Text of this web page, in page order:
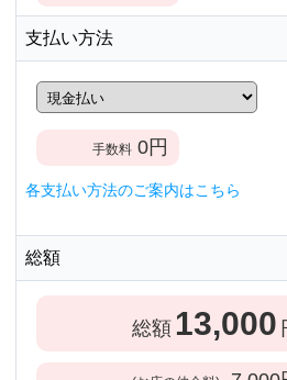
支払い方法
手数料 0円
各支払い方法のご案内はこちら
総額
総額 13,000